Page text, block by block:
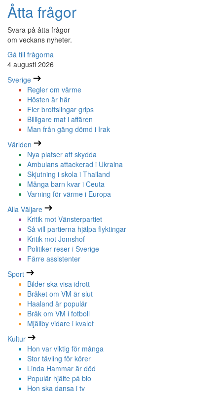
Åtta frågor
Svara på åtta frågor
om veckans nyheter.
Gå till frågorna
4 augusti 2026
Sverige
Regler om värme
Hösten är här
Fler brottslingar grips
Billigare mat i affären
Man från gäng dömd i Irak
Världen
Nya platser att skydda
Ambulans attackerad i Ukraina
Skjutning i skola i Thailand
Många barn kvar i Ceuta
Varning för värme i Europa
Alla Väljare
Kritik mot Vänsterpartiet
Så vill partierna hjälpa flyktingar
Kritik mot Jomshof
Politiker reser i Sverige
Färre assistenter
Sport
Bilder ska visa idrott
Bråket om VM är slut
Haaland är populär
Bråk om VM i fotboll
Mjällby vidare i kvalet
Kultur
Hon var viktig för många
Stor tävling för körer
Linda Hammar är död
Populär hjälte på bio
Hon ska dansa i tv